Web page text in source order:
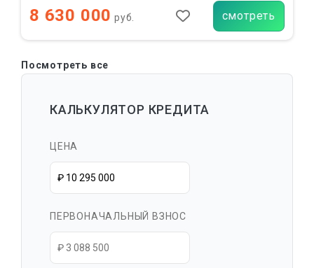
8 630 000 руб. смотреть
Посмотреть все
КАЛЬКУЛЯТОР КРЕДИТА
ЦЕНА
ПЕРВОНАЧАЛЬНЫЙ ВЗНОС